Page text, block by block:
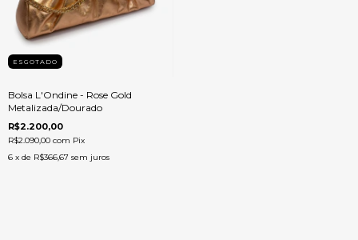
ESGOTADO
Bolsa L'Ondine - Rose Gold
Metalizada/Dourado
R$2.200,00
R$2.090,00 com Pix
6 x de R$366,67 sem juros